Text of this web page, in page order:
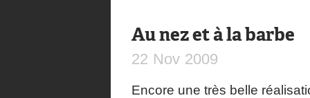
Au nez et à la barbe
22 Nov 2009
Encore une très belle